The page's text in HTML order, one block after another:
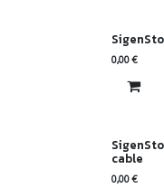
0,00€
cable
0,00€